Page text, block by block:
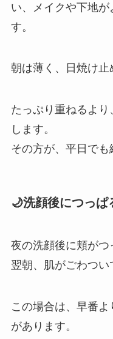
い、メイクや下地
す。
朝は薄く、日焼け止
たっぷり重ねるよ
します。
その方が、平日でも
🌙洗顔後につっ
夜の洗顔後に頬がつ
翌朝、肌がごわつい
この場合は、早番
があります。